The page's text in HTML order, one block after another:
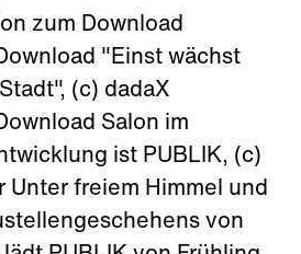
zum Download
"Einst wächst
(c) dadaX
Salon im
ist PUBLIK, (c)
Unter freiem Himmel und
von